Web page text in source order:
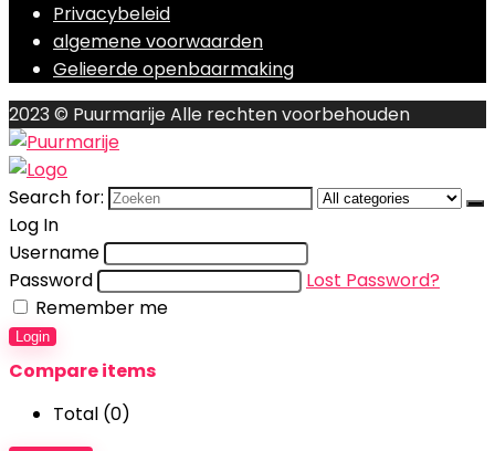
Privacybeleid
algemene voorwaarden
Gelieerde openbaarmaking
2023 © Puurmarije Alle rechten voorbehouden
Search for:
Log In
Username
Password
Lost Password?
Remember me
Login
Compare items
Total (0)